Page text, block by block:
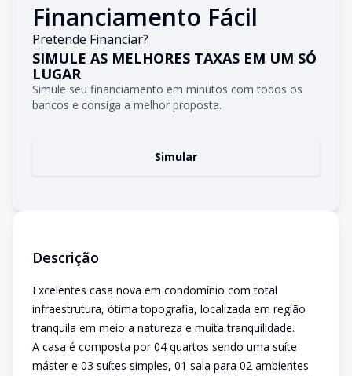
Financiamento Fácil
Pretende Financiar?
SIMULE AS MELHORES TAXAS EM UM SÓ
LUGAR
Simule seu financiamento em minutos com todos os
bancos e consiga a melhor proposta.
Simular
Descrição
Excelentes casa nova em condomínio com total
infraestrutura, ótima topografia, localizada em região
tranquila em meio a natureza e muita tranquilidade.
A casa é composta por 04 quartos sendo uma suíte
máster e 03 suítes simples, 01 sala para 02 ambientes